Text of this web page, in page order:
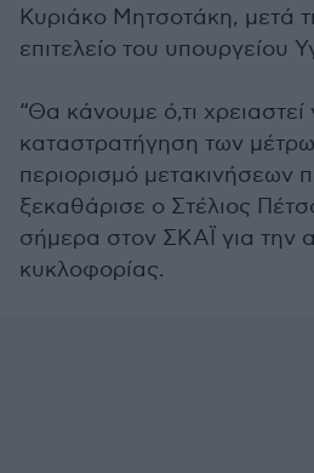
Κυριάκο Μητσοτάκη, μετά
επιτελείο του υπουργείου
“Θα κάνουμε ό,τι
καταστρατήγηση των
περιορισμό μετακινήσεων
ξεκαθάρισε ο Στέλιος
σήμερα στον ΣΚΑΪ για την
κυκλοφορίας.